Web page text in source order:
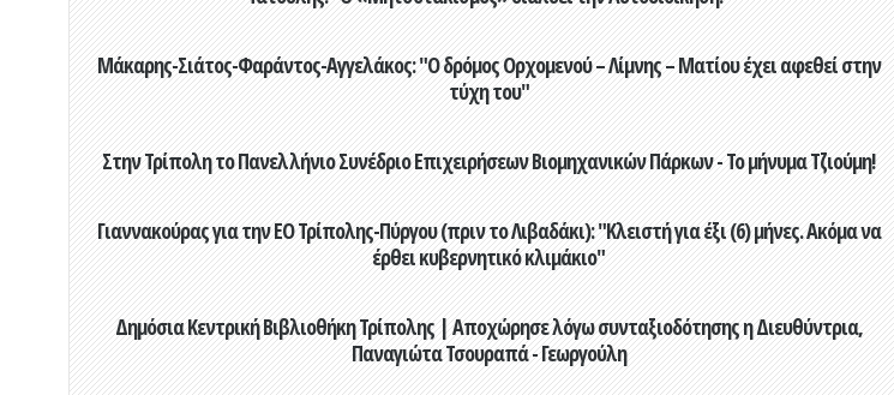
Μάκαρης-Σιάτος-Φαράντος-Αγγελάκος: "Ο δρόμος Ορχομενού – Λίμνης – Ματίου έχει αφεθεί στην
τύχη του"
Στην Τρίπολη το Πανελλήνιο Συνέδριο Επιχειρήσεων Βιομηχανικών Πάρκων - Το μήνυμα Τζιούμη!
Γιαννακούρας για την EO Τρίπολης-Πύργου (πριν το Λιβαδάκι): "Κλειστή για έξι (6) μήνες. Ακόμα να
έρθει κυβερνητικό κλιμάκιο"
Δημόσια Κεντρική Βιβλιοθήκη Τρίπολης | Αποχώρησε λόγω συνταξιοδότησης η Διευθύντρια,
Παναγιώτα Τσουραπά - Γεωργούλη